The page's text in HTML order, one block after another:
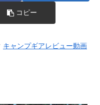
コピー
キャンプギアレビュー動画